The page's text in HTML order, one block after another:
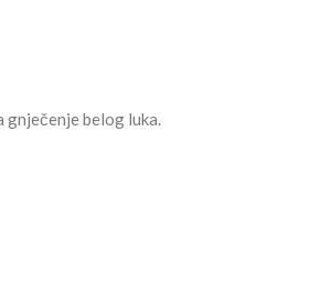
gnječenje belog luka.